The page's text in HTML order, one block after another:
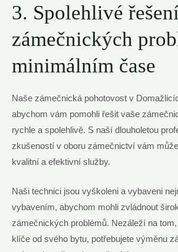
3. Spolehlivé
zámečnických
minimálním čase
Naše zámečnická pohotovost v
abychom vám pomohli řešit vaše
rychle a spolehlivě. S naší dlouholetou
zkušeností v oboru zámečnictví vám
kvalitní a efektivní služby.
Naši technici jsou vyškoleni a vybaveni
vybavením, abychom mohli zvládnout
zámečnických problémů. Nezáleží na
klíče od svého bytu, potřebujete výměnu